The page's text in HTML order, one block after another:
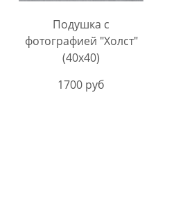
Подушка с
фотографией "Холст"
(40х40)
1700 руб